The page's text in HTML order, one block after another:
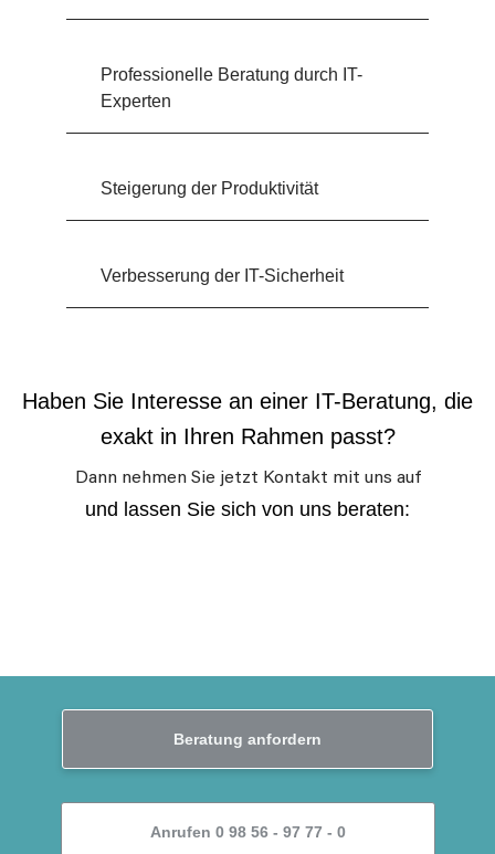
Professionelle Beratung durch IT-
Experten
Steigerung der Produktivität
Verbesserung der IT-Sicherheit
Haben Sie Interesse an einer IT-Beratung, die
exakt in Ihren Rahmen passt?
Dann nehmen Sie jetzt Kontakt mit uns auf
und lassen Sie sich von uns beraten:
Beratung anfordern
Anrufen 0 98 56 - 97 77 - 0